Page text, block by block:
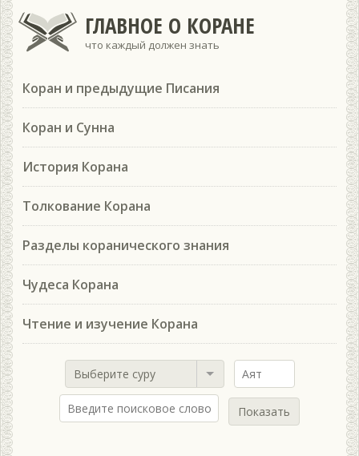
ГЛАВНОЕ О КОРАНЕ
что каждый должен знать
Коран и предыдущие Писания
Коран и Сунна
История Корана
Толкование Корана
Разделы коранического знания
Чудеса Корана
Чтение и изучение Корана
Выберите суру
Показать